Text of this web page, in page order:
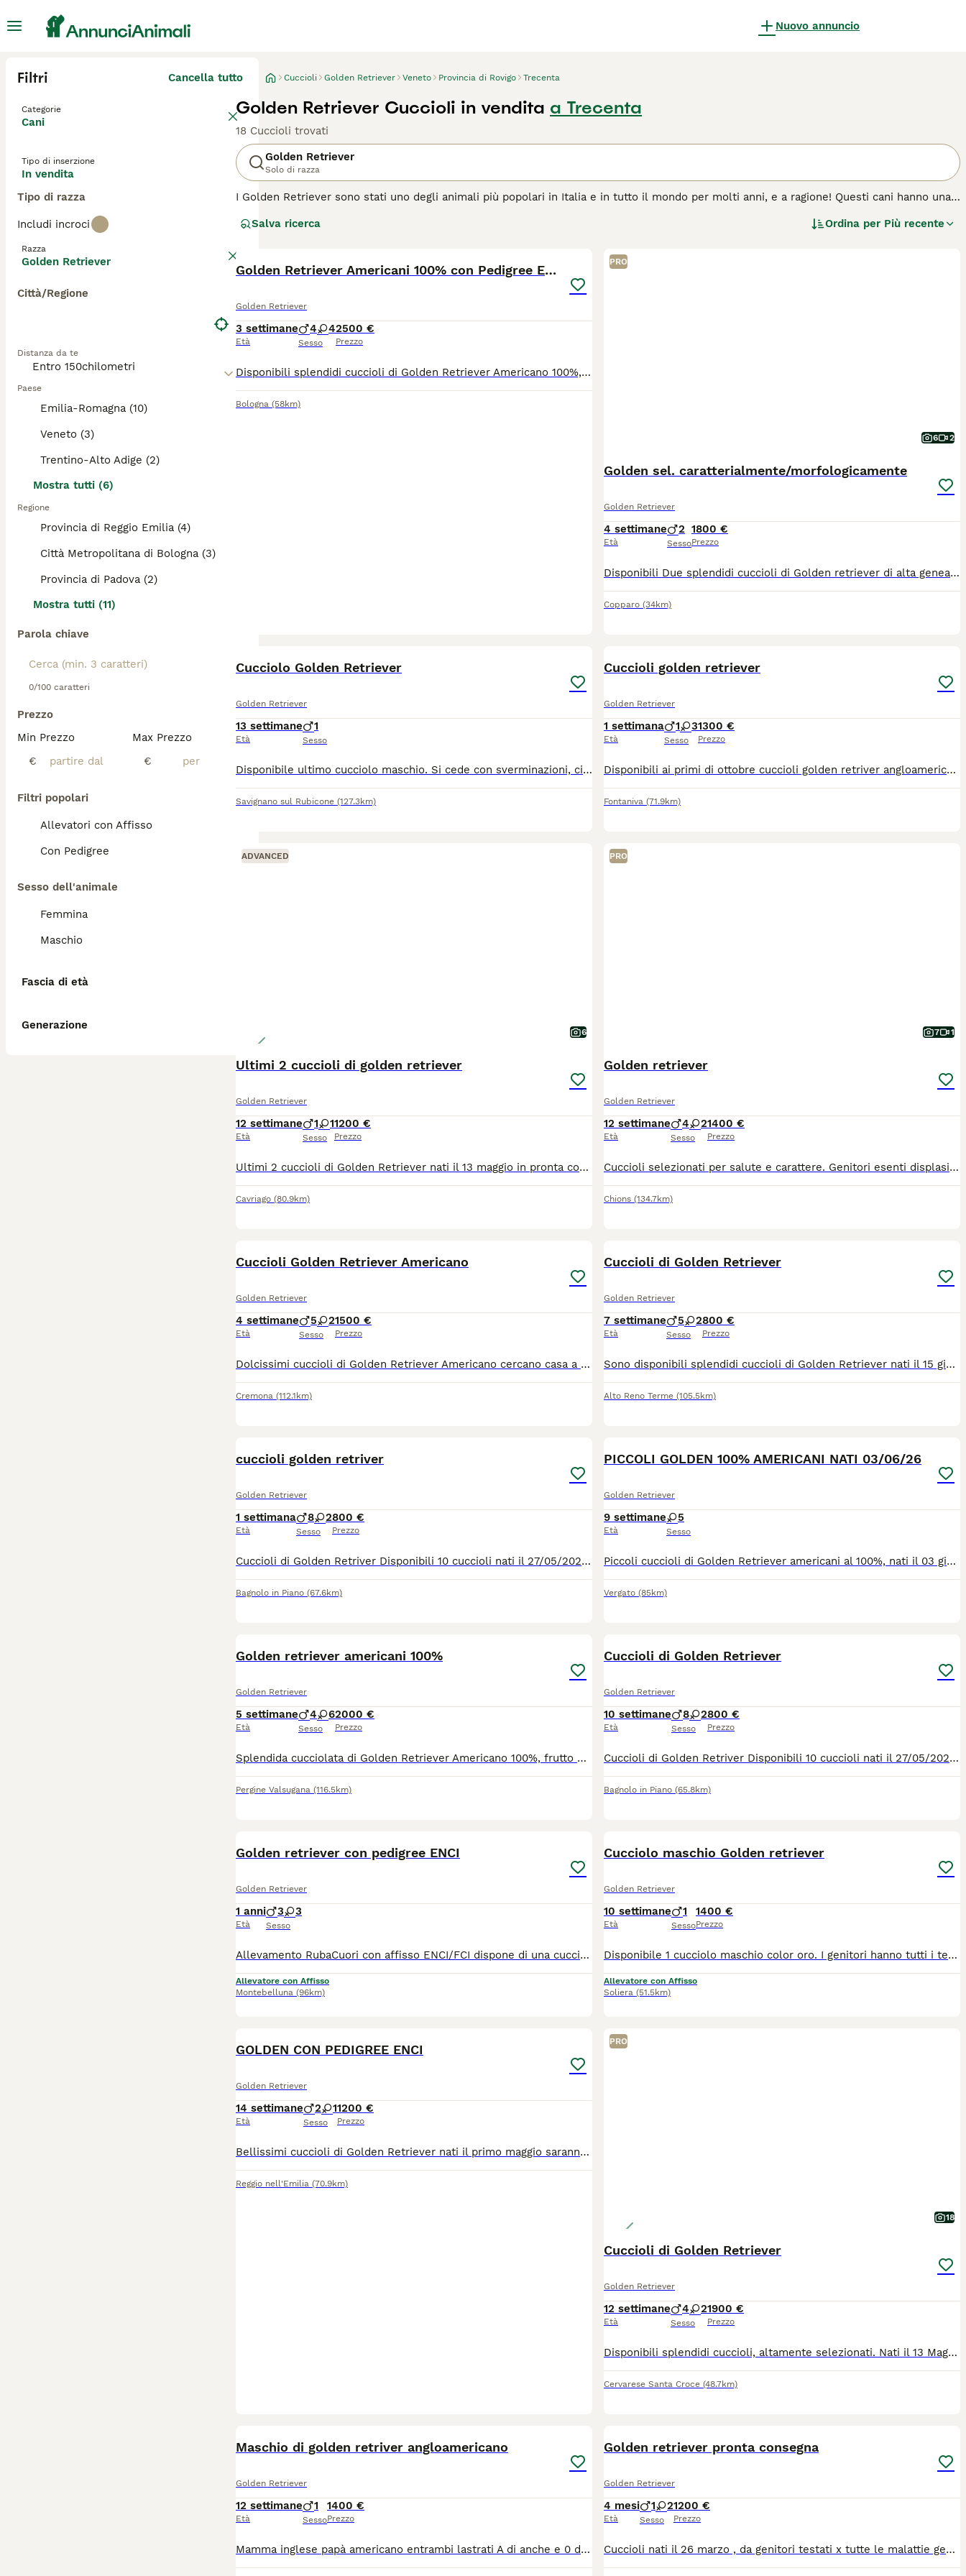
Nuovo annuncio
Filtri Cancella tutto
Categorie
Cani
Tipo di inserzione
In vendita
Tipo di razza
Includi incroci
Razza
Golden Retriever
Città/Regione
Distanza da te
Paese
Emilia-Romagna (10)
Veneto (3)
Trentino-Alto Adige (2)
Mostra tutti (6)
Regione
Provincia di Reggio Emilia (4)
Città Metropolitana di Bologna (3)
Provincia di Padova (2)
Mostra tutti (11)
Parola chiave
0/100 caratteri
Prezzo
Min Prezzo
€
Max Prezzo
€
Filtri popolari
Allevatori con Affisso
Con Pedigree
Sesso dell'animale
Femmina
Maschio
Fascia di età
Generazione
Cuccioli Golden Retriever Veneto Provincia di Rovigo Trecenta
Golden Retriever Cuccioli in vendita a Trecenta
18 Cuccioli trovati
Golden Retriever
Solo di razza
I Golden Retriever sono stati uno degli animali più popolari in Italia e in tutto il mondo per molti anni, e a ragione! Questi cani hanno una
Sono stati originariamente creati per riportare la selvaggina e molti Golden Retriever sono ancora visibili in campo poiché molto
Leggi la nostra pagina di consigli sul Golden Retrieverper informazioni su questa razza di cane.
Salva ricerca Ordina per Più recente
Golden Retriever Americani 100% con Pedigree ENCI
Golden Retriever
3 settimane
Età
4 4
Sesso
2500 €
Prezzo
Disponibili splendidi cuccioli di Golden Retriever Americano 100%, nati da genitori entrambi di linea americana, selezionati con attenzione per salute, carattere e tipicità della razza. I genitori sono controllati e risultati esenti da displasie e problemi articolari, con ottimi accertamenti sanitari, per garantire una selezione attenta e responsabile. Disponibili: 🐾 4 maschietti 🐾 4 femminucce I cuccioli saranno disponibili per le nuove famiglie da fine settembre e verranno consegnati con: ✅ Pedigree ENCI ✅ Microchip ✅ Libretto sanitario con vaccinazioni effettuate ✅ Sverminazioni eseguite ✅ Certificato di buona salute rilasciato dal veterinario Cuccioli cresciuti con cura e attenzione, ideali per chi cerca un Golden Retriever dal carattere dolce, equilibrato e affettuoso. Prezzo compresa di IVA: Maschi 2200 Femmine 2500 📍 Si trovano a Bologna 👀 Possibilità di venire a conoscere i cuccioli da fine agosto su appuntamento 🚗 Possibilità di organizzare la consegna presso la nuova famiglia Per informazioni, foto e disponibilità dei cuccioli contattatemi senza impegno.
Bologna (58km)
PRO
6 2
Golden sel. caratterialmente/morfologicamente
Golden Retriever
4 settimane
Età
2
Sesso
1800 €
Prezzo
Disponibili Due splendidi cuccioli di Golden retriever di alta genealogia selezionati caratterialmente e morfologicamente, genitori testati - anche e gomiti A0 - DNA depositato e test genetici all clear - ecocardio pulito . Consegna a metà settembre con socializzazione Intra e Inter specifica in ambiente urbano e rurale- abituazione ai rumori - supporto del branco di adulti nell' affrontare le esperienze e per l'educazione. Verranno consegnati con microchip, pedigree, vaccini, sverminazione, visita veterinaria per buona salute.
Copparo (34km)
Cucciolo Golden Retriever
Golden Retriever
13 settimane
Età
1
Sesso
Disponibile ultimo cucciolo maschio. Si cede con sverminazioni, ciclo vaccinale completo e microchip inserito. Per info contattare solo telefonicamente.
Savignano sul Rubicone (127.3km)
Cuccioli golden retriever
Golden Retriever
1 settimana
Età
1 3
Sesso
1300 €
Prezzo
Disponibili ai primi di ottobre cuccioli golden retriver angloamericani con pedigree. Genitori esenti da displasia anca e gomiti (A-0). Entrambi i genitori di mia proprietà. I cuccioli cresceranno in un ambiente familiare a contatto con bambini e altri cani. I cuccioli saranno sverminati, avranno il microchip, primo vaccino, sverminazione, pedigree e certificato di buona salute da parte del veterinario
Fontaniva (71.9km)
ADVANCED
6
Ultimi 2 cuccioli di golden retriever
Golden Retriever
12 settimane
Età
1 1
Sesso
1200 €
Prezzo
Ultimi 2 cuccioli di Golden Retriever nati il 13 maggio in pronta consegna con: - Libretto sanitario e sverminazioni eseguite - Pedigree ENCI (che verrà consegnato direttamente a casa tua da Enci) -Certificato di buona salute rilasciato dal nostro veterinario di fiducia I cuccioli sono nati in casa ( non allevamento ) a Cavriago di Reggio Emilia, Razza: Anglo/americana, tinte Gold e Red Diamo assistenza prima e dopo la vendita, Quando andrete in vacanza ospiteremo a preventivo il vostro cane in pensione per lunghi o brevi periodi. Ti invito a farmi visita ( previo avviso) per vedere da vicino la magia dei cuccioli che giocano e fare amicizia con loro tra le tue braccia, il modo migliore per poi fare ogni valutazione.
Cavriago (80.9km)
PRO
7 1
Golden retriever
Golden Retriever
12 settimane
Età
4 2
Sesso
1400 €
Prezzo
Cuccioli selezionati per salute e carattere. Genitori esenti displasia, test genetici clear, certificati per IAA. Ottimi per famiglie.
Chions (134.7km)
Cuccioli Golden Retriever Americano
Golden Retriever
4 settimane
Età
5 2
Sesso
1500 €
Prezzo
Dolcissimi cuccioli di Golden Retriever Americano cercano casa a partire da agosto, i cagnolini verranno ceduti muniti di microchip, vaccinazione, sverminazione, libretto sanitario e pedigree enci! Se interessati contattateci su whatsapp o via telefonica al numero 3292398620
Cremona (112.1km)
Cuccioli di Golden Retriever
Golden Retriever
7 settimane
Età
5 2
Sesso
800 €
Prezzo
Sono disponibili splendidi cuccioli di Golden Retriever nati il 15 giugno 2026. La cucciolata è composta da 5 maschi e 2 femmine, allevati in ambiente familiare con grande attenzione alla loro salute e alla loro socializzazione. Fin dai primi giorni di vita sono abituati al contatto con le persone e ai normali rumori domestici, crescendo in un contesto sereno e ricco di stimoli. I cuccioli saranno ceduti al compimento dell'età prevista dalla normativa, con pedigree ENCI, microchip, libretto sanitario, primo vaccino e sverminazioni effettuate. I genitori sono visibili e sono esenti dalle principali patologie ereditarie della razza. Cerchiamo famiglie responsabili che desiderino accogliere un Golden Retriever e seguirlo con amore e attenzione per tutta la vita. Per qualsiasi informazione, fotografie aggiuntive o per fissare una visita è possibile contattarmi tramite i recapiti presenti nell'annuncio.
Alto Reno Terme (105.5km)
cuccioli golden retriver
Golden Retriever
1 settimana
Età
8 2
Sesso
800 €
Prezzo
Cuccioli di Golden Retriver Disponibili 10 cuccioli nati il 27/05/2026. 8 maschi e 2 femmine Genitori visibili, cresciuti in ambiente familiare e a contatto con persone e altri animali. I cuccioli verranno ceduti con: Microchip, Libretto sanitario, Sverminazioni effettuate, Vaccinazioni previste per l'età. Cuccioli senza PEDIGREE. Disponibili dopo il compimento dei 60 giorni di età. Per informazioni e prenotazioni : 3466060515 Bagnolo In Piano, Reggio Emilia.
Bagnolo in Piano (67.6km)
PICCOLI GOLDEN 100% AMERICANI NATI 03/06/26
Golden Retriever
9 settimane
Età
5
Sesso
Piccoli cuccioli di Golden Retriever americani al 100%, nati il 03 giugno 2026, saranno disponibili a raggiungere le vostre case a metà agosto. I cuccioli verranno consegnati con doppia sverminazione, microchip, certificato di buona salute, librettino sanitario, iscrizione ENCI (pedigree arriva direttamente a casa da Enci), passaggio di proprietà e certificazioni di entrambe i genitori. Alla consegna vi verrà offerto un kit omaggio, inoltre siamo sempre disponibili per consigli nel post vendita; chat whatsapp per la crescita di tutta la cucciolata per confrontarsi e condividere le esperienze del cucciolo.
Vergato (85km)
Golden retriever americani 100%
Golden Retriever
5 settimane
Età
4 6
Sesso
2000 €
Prezzo
Splendida cucciolata di Golden Retriever Americano 100%, frutto di un'attenta e rigorosa selezione volta a garantire salute, bellezza ed equilibrio caratteriale. I genitori sono entrambi: Esenti da displasia di anche e gomiti con certificazioni ufficiali Sottoposti ai principali test genetici di razza Con DNA depositato e pedigree accuratamente selezionati I cuccioli cresceranno in ambiente familiare, con amore, cure e la massima attenzione alla socializzazione fin dai primi giorni di vita. Per informazioni, disponibilità e per conoscere meglio questa splendida cucciolata, non esitate a contattarci. Un'occasione speciale per accogliere nella vostra famiglia un compagno fedele, dolce e straordinario.
Pergine Valsugana (116.5km)
Cuccioli di Golden Retriever
Golden Retriever
10 settimane
Età
8 2
Sesso
800 €
Prezzo
Cuccioli di Golden Retriver Disponibili 10 cuccioli nati il 27/05/2026. 8 maschi e 2 femmine Genitori visibili, cresciuti in ambiente familiare e a contatto con persone e altri animali. I cuccioli verranno ceduti con: Microchip, Libretto sanitario, Sverminazioni effettuate, Vaccinazioni previste per l'età. Cuccioli senza PEDIGREE. Disponibili dopo il compimento dei 60 giorni di età. Per informazioni e prenotazioni : 3466060515 Bagnolo In Piano, Reggio Emilia.
Bagnolo in Piano (65.8km)
Golden retriever con pedigree ENCI
Golden Retriever
1 anni
Età
3 3
Sesso
Allevamento RubaCuori con affisso ENCI/FCI dispone di una cucciolata di Golden Retriever angloamericani, saranno pronti fine dicembre al compimento di 60 gg Scegliamo attentamente i nostri riproduttori,tutti con test genetici negativi, DNA depositato, lastre displasia anca e gomito A 0/0 Nostri cuccioli nascono e crescono in casa con noi in modo da dargli educazione ed imprinting migliore Offriamo l'assistenza post-vendita Cuccioli saranno ceduti con Ciclo vermifugo completo Vaccinati Microchip Pedigree ENCI Passaggio di proprietà Garanzia di buona salute Kit cucciolo Costo maschietti 900 femminucce 1200 Per qualsiasi altra informazione siamo disponibili Pagina Facebook Instagram Allevamento RubaCuori
Allevatore con Affisso
Montebelluna (96km)
Cucciolo maschio Golden retriever
Golden Retriever
10 settimane
Età
1
Sesso
1400 €
Prezzo
Disponibile 1 cucciolo maschio color oro. I genitori hanno tutti i test di salute e sono puliti per tutte le patologie di razza (displasia anche e gomiti, oculopatie) Verrà ceduto con con Pedigree, Microchip, libretto sanitario con prima vaccinazione, ciclo di sverminazione, antiparassitario, kit puppy, contratto di cessione e fattura.
Allevatore con Affisso
Soliera (51.5km)
GOLDEN CON PEDIGREE ENCI
Golden Retriever
14 settimane
Età
2 1
Sesso
1200 €
Prezzo
Bellissimi cuccioli di Golden Retriever nati il primo maggio saranno consegnabili da metà luglio in poi con: - Libretto sanitario con vaccinazioni e sverminazioni eseguite -Pedigree ENCI -Certificato di buona salute rilasciato dal nostro veterinario di fiducia -Garanzie scritte sulla salute I cuccioli sono nati nel nostro allevamento autorizzato di Reggio Emilia e sono visibili insieme ai genitori. Mamma Chanel e papà Falstaff sono in possesso di: - Controlli ufficiali displasia dell'anca e del gomito - Ecocardio ufficiale - Pacchetto test genetici sulla razza. Diamo sempre assistenza pre e post vendita oltre a periodo di pensione gratuito nel caso aveste necessità nei prossimi mesi di dovervi allontanare. Per qualsiasi info o per fissare un appuntamento senza alcun impegno potete contattarmi telefonicamente. Non rispondo a WhatsApp.
Reggio nell'Emilia (70.9km)
PRO
18
Cuccioli di Golden Retriever
Golden Retriever
12 settimane
Età
4 2
Sesso
1900 €
Prezzo
Disponibili splendidi cuccioli, altamente selezionati. Nati il 13 Maggio e disponibili a partire da metà Luglio. I cuccioli provengono da genitori accuratamente selezionati per morfologia, carattere e salute, con Pedigree ENCI e DNA depositato. Entrambi i genitori hanno effettuato i test ufficiali previsti per la razza: displasia anche e gomiti, ecocardiografia, visita oculistica e test genetici. La mamma è "Giovane campionessa Italiana", il papà "Giovane campione Francese". I cuccioli vengono allevati in famiglia e socializzati verso persone, cani e gatti. Verranno venduti con: 2 vaccini, 2 sverminazioni, pedigree ENCI e iscrizione all'anagrafe canina nazionale. Per informazioni contattare Silvia De Boni, 39 3381740124 (anche Whatsapp), silviadeboni73@gmail.com, Padova (Veneto).
Cervarese Santa Croce (48.7km)
Maschio di golden retriver angloamericano
Golden Retriever
12 settimane
Età
1
Sesso
1400 €
Prezzo
Mamma inglese papà americano entrambi lastrati A di anche e 0 di gomito perfetti lastre,depositate con pedigre enci disponibile maschietto per il 16 luglio circa a 2 mesi sarà ceduto sverminato vaccinato e con pedigre genitori visibili a cinte tesino trentino
Golden retriever pronta consegna
Golden Retriever
4 mesi
Età
1 2
Sesso
1200 €
Prezzo
Cuccioli nati il 26 marzo , da genitori testati x tutte le malattie genetiche della razza e lastre registrate nel pedigree DNA depositato enci, ecocardiogramma e oculopatie.